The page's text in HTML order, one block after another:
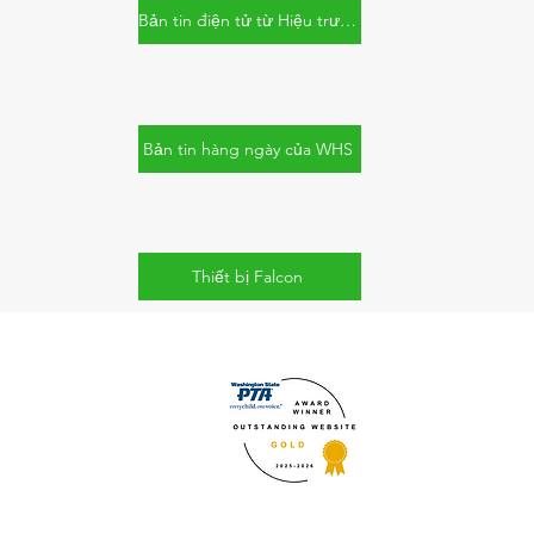
Bản tin điện tử từ Hiệu trưởng
Bản tin hàng ngày của WHS
Thiết bị Falcon